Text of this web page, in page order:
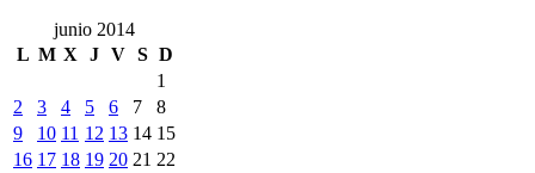
junio 2014
L M X J V S D
1
2
3 4 5 6 7
8
9
10 11 12 13 14 15
16 17 18 19 20 21 22